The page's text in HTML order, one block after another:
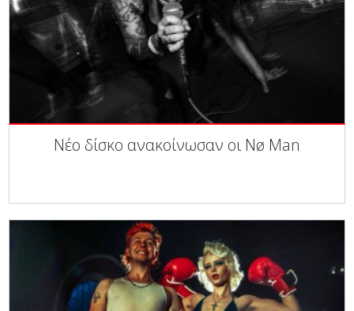
Νέο δίσκο ανακοίνωσαν οι Nø Man